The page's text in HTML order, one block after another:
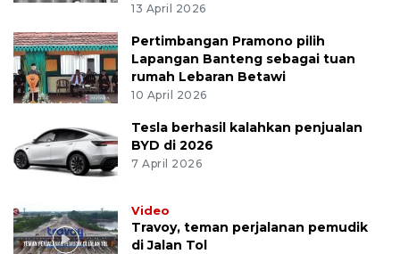
13 April 2026
Pertimbangan Pramono pilih
Lapangan Banteng sebagai tuan
rumah Lebaran Betawi
10 April 2026
Tesla berhasil kalahkan penjualan
BYD di 2026
7 April 2026
Video
Travoy, teman perjalanan pemudik
di Jalan Tol